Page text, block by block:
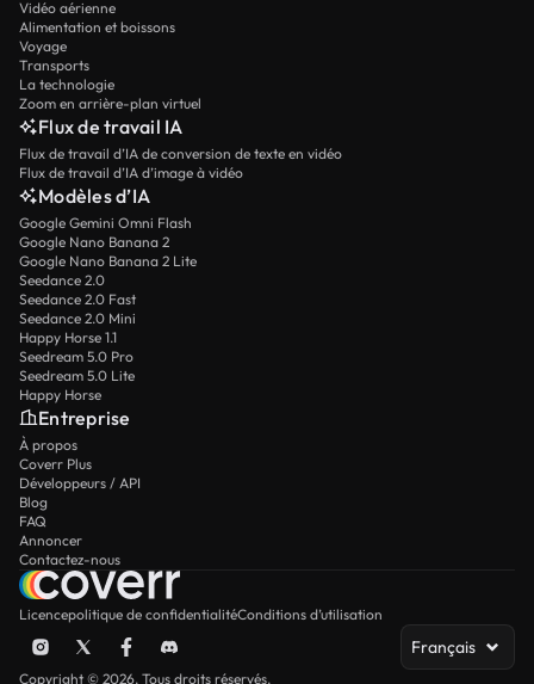
Vidéo aérienne
Alimentation et boissons
Voyage
Transports
La technologie
Zoom en arrière-plan virtuel
Flux de travail IA
Flux de travail d’IA de conversion de texte en vidéo
Flux de travail d’IA d’image à vidéo
Modèles d’IA
Google Gemini Omni Flash
Google Nano Banana 2
Google Nano Banana 2 Lite
Seedance 2.0
Seedance 2.0 Fast
Seedance 2.0 Mini
Happy Horse 1.1
Seedream 5.0 Pro
Seedream 5.0 Lite
Happy Horse
Entreprise
À propos
Coverr Plus
Développeurs / API
Blog
FAQ
Annoncer
Contactez-nous
Licencepolitique de confidentialitéConditions d’utilisation
Français
Copyright © 2026. Tous droits réservés.